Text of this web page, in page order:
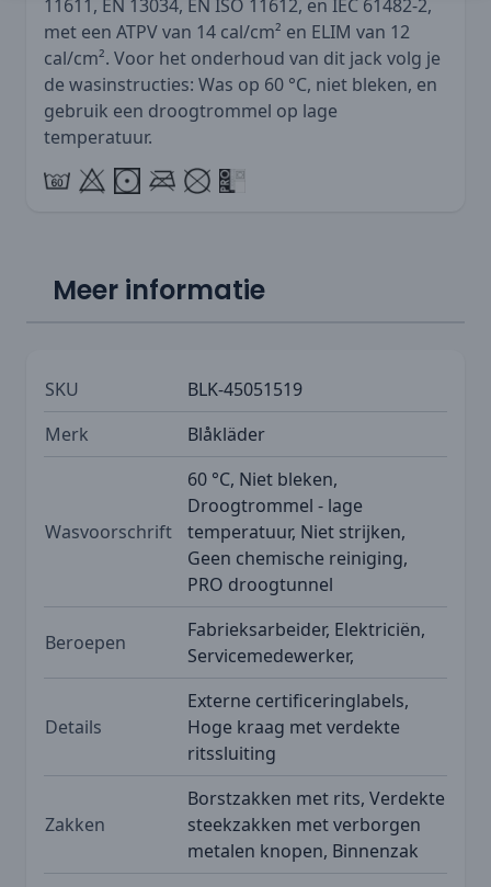
11611, EN 13034, EN ISO 11612, en IEC 61482-2,
met een ATPV van 14 cal/cm² en ELIM van 12
cal/cm². Voor het onderhoud van dit jack volg je
de wasinstructies: Was op 60 °C, niet bleken, en
gebruik een droogtrommel op lage
temperatuur.
Meer informatie
SKU
BLK-45051519
Merk
Blåkläder
Wasvoorschrift
60 °C, Niet bleken,
Droogtrommel - lage
temperatuur, Niet strijken,
Geen chemische reiniging,
PRO droogtunnel
Beroepen
Fabrieksarbeider, Elektriciën,
Servicemedewerker,
Details
Externe certificeringlabels,
Hoge kraag met verdekte
ritssluiting
Zakken
Borstzakken met rits, Verdekte
steekzakken met verborgen
metalen knopen, Binnenzak